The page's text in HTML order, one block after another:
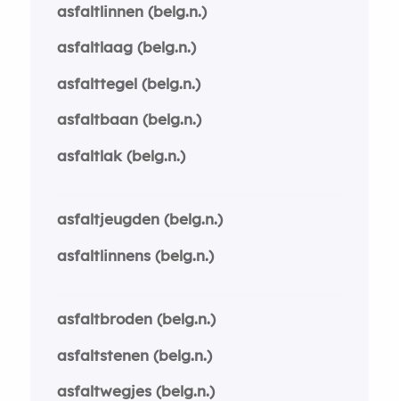
asfaltlinnen (belg.n.)
asfaltlaag (belg.n.)
asfalttegel (belg.n.)
asfaltbaan (belg.n.)
asfaltlak (belg.n.)
asfaltjeugden (belg.n.)
asfaltlinnens (belg.n.)
asfaltbroden (belg.n.)
asfaltstenen (belg.n.)
asfaltwegjes (belg.n.)